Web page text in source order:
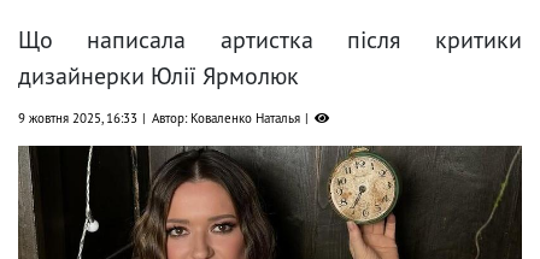
Що написала артистка після критики
дизайнерки Юлії Ярмолюк
9 жовтня 2025, 16:33 Автор: Коваленко Наталья